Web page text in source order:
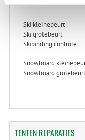
Ski kleinebeurt
Ski grotebeurt
Skibinding controle
Snowboard
Snowboard grotebeurt
TENTENREPARATIES